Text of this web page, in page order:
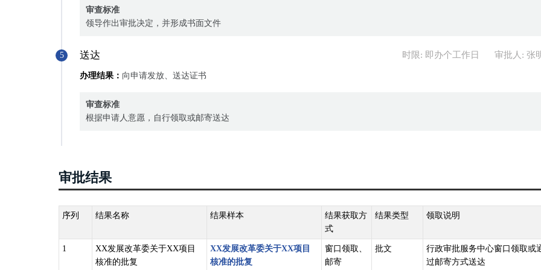
审查标准
领导作出审批决定，并形成书面文件
5 送达 时限: 即办个工作日 审批人: 张
办理结果： 向申请发放、送达证书
审查标准
根据申请人意愿，自行领取或邮寄送达
审批结果
序列 结果名称 结果样本
结果获取方
式
结果类型 领取说明
1
XX发展改革委关于XX项目
核准的批复
XX发展改革委关于XX项目
核准的批复
窗口领取、
邮寄
批文
行政审批服务中心窗口领取或
过邮寄方式送达